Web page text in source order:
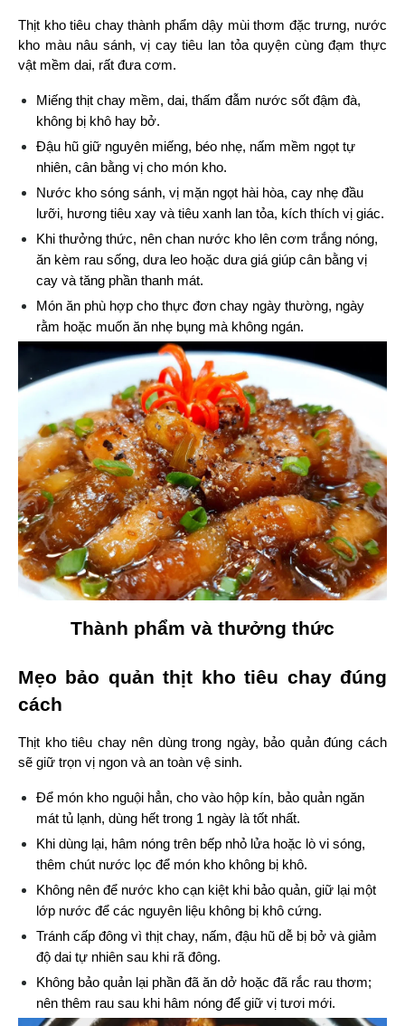
Thịt kho tiêu chay thành phẩm dậy mùi thơm đặc trưng, nước
kho màu nâu sánh, vị cay tiêu lan tỏa quyện cùng đạm thực
vật mềm dai, rất đưa cơm.
Miếng thịt chay mềm, dai, thấm đẫm nước sốt đậm đà,
không bị khô hay bở.
Đậu hũ giữ nguyên miếng, béo nhẹ, nấm mềm ngọt tự
nhiên, cân bằng vị cho món kho.
Nước kho sóng sánh, vị mặn ngọt hài hòa, cay nhẹ đầu
lưỡi, hương tiêu xay và tiêu xanh lan tỏa, kích thích vị giác.
Khi thưởng thức, nên chan nước kho lên cơm trắng nóng,
ăn kèm rau sống, dưa leo hoặc dưa giá giúp cân bằng vị
cay và tăng phần thanh mát.
Món ăn phù hợp cho thực đơn chay ngày thường, ngày
rằm hoặc muốn ăn nhẹ bụng mà không ngán.
Thành phẩm và thưởng thức
Mẹo bảo quản thịt kho tiêu chay đúng
cách
Thịt kho tiêu chay nên dùng trong ngày, bảo quản đúng cách
sẽ giữ trọn vị ngon và an toàn vệ sinh.
Để món kho nguội hẳn, cho vào hộp kín, bảo quản ngăn
mát tủ lạnh, dùng hết trong 1 ngày là tốt nhất.
Khi dùng lại, hâm nóng trên bếp nhỏ lửa hoặc lò vi sóng,
thêm chút nước lọc để món kho không bị khô.
Không nên để nước kho cạn kiệt khi bảo quản, giữ lại một
lớp nước để các nguyên liệu không bị khô cứng.
Tránh cấp đông vì thịt chay, nấm, đậu hũ dễ bị bở và giảm
độ dai tự nhiên sau khi rã đông.
Không bảo quản lại phần đã ăn dở hoặc đã rắc rau thơm;
nên thêm rau sau khi hâm nóng để giữ vị tươi mới.